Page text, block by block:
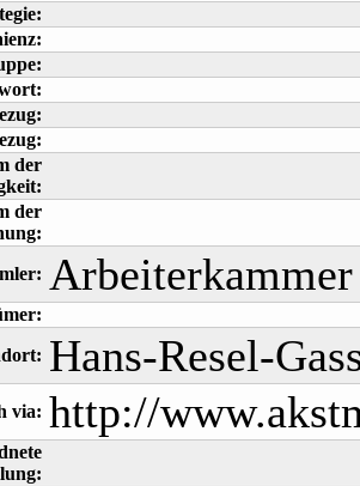
der
der
Hans-Resel-
via: http://